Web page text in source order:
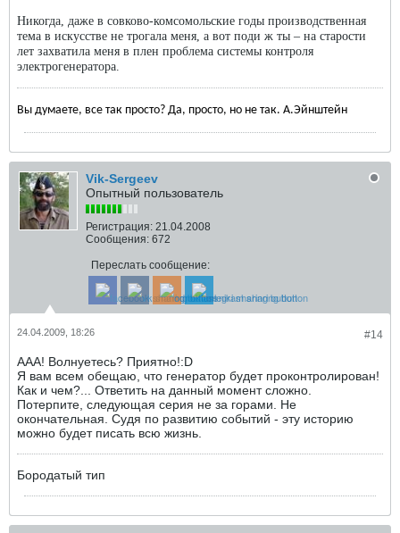
Никогда, даже в совково-комсомольские годы производственная
тема в искусстве не трогала меня, а вот поди ж ты – на старости
лет захватила меня в плен проблема системы контроля
электрогенератора.
Вы думаете, все так просто? Да, просто, но не так. А.Эйнштейн
Vik-Sergeev
Опытный пользователь
Регистрация: 21.04.2008
Сообщения: 672
Переслать сообщение:
#14
24.04.2009, 18:26
ААА! Волнуетесь? Приятно!:D
Я вам всем обещаю, что генератор будет проконтролирован!
Как и чем?... Ответить на данный момент сложно.
Потерпите, следующая серия не за горами. Не
окончательная. Судя по развитию событий - эту историю
можно будет писать всю жизнь.
Бородатый тип